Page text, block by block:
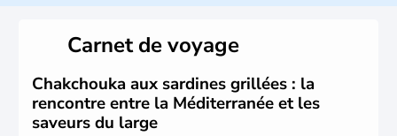
près de la moitié ont moins de 19 ans. La musique
l’une des fiertés du pays, originaire des régions les plus à
l’ouest. Lecouscousest l’un des plats traditionnels les
plus appréciés.
Carnet de voyage
Chakchouka aux sardines grillées : la
rencontre entre la Méditerranée et les
saveurs du large